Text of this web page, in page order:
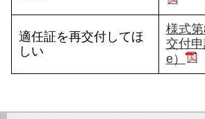
適任証を再交付してほ
しい
様式
交付
e）